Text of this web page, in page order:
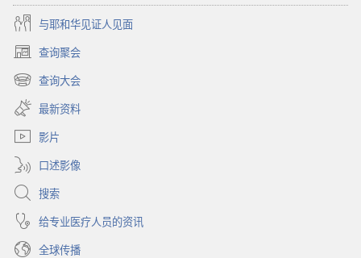
见
与耶和华见证人见面
查询聚会
（打
开
新
窗
口）
查询大会
（打
开
新
窗
最新资料
影片
口述影像
搜索
给专业医疗人员的资讯
全球传播